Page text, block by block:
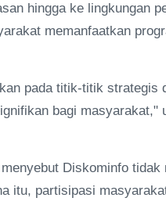
hingga ke lingkungan
memanfaatkan
pada titik-titik strategis
bagi masyarakat,"
Diskominfo
itu, partisipasi